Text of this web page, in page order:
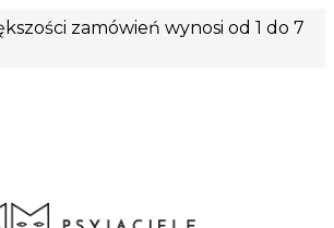
zamówień wynosi od 1 do 7